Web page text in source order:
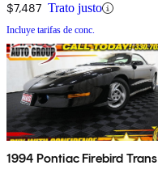
$7,487 Trato justo
Incluye tarifas de conc.
1994 Pontiac Firebird